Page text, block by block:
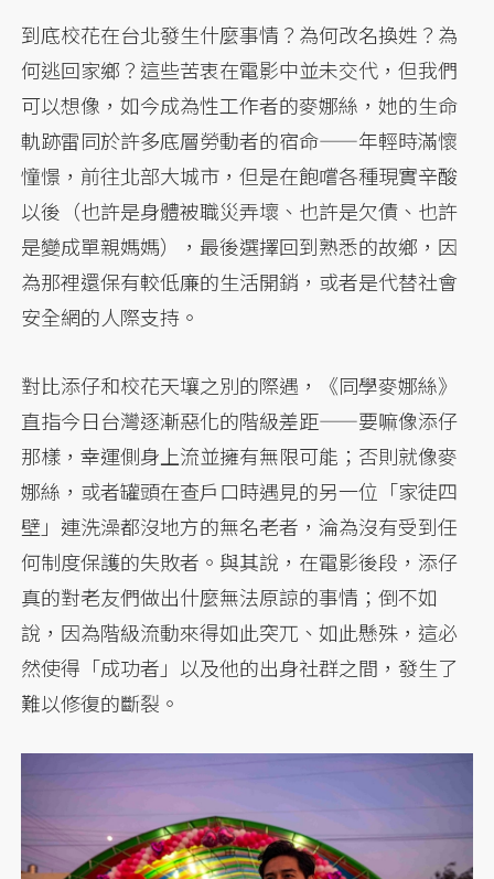
到底校花在台北發生什麼事情？為何改名換姓？為
何逃回家鄉？這些苦衷在電影中並未交代，但我們
可以想像，如今成為性工作者的麥娜絲，她的生命
軌跡雷同於許多底層勞動者的宿命——年輕時滿懷
憧憬，前往北部大城市，但是在飽嚐各種現實辛酸
以後（也許是身體被職災弄壞、也許是欠債、也許
是變成單親媽媽），最後選擇回到熟悉的故鄉，因
為那裡還保有較低廉的生活開銷，或者是代替社會
安全網的人際支持。
對比添仔和校花天壤之別的際遇，《同學麥娜絲》
直指今日台灣逐漸惡化的階級差距——要嘛像添仔
那樣，幸運側身上流並擁有無限可能；否則就像麥
娜絲，或者罐頭在查戶口時遇見的另一位「家徒四
壁」連洗澡都沒地方的無名老者，淪為沒有受到任
何制度保護的失敗者。與其說，在電影後段，添仔
真的對老友們做出什麼無法原諒的事情；倒不如
說，因為階級流動來得如此突兀、如此懸殊，這必
然使得「成功者」以及他的出身社群之間，發生了
難以修復的斷裂。